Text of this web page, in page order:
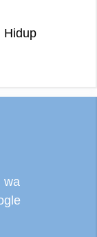
Hidup
wa